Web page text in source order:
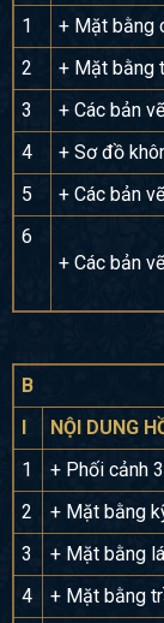
1
+ Mặt bằng
2
+ Mặt bằng
3
+ Các bản
4
+ Sơ đồ
5
+ Các bản
6
+ Các bản
B
NỘI DUNG
1
+ Phối cảnh
2
+ Mặt bằng
3
+ Mặt bằng
4
+ Mặt bằng